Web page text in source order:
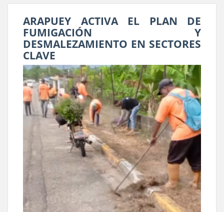
ARAPUEY ACTIVA EL PLAN DE
FUMIGACIÓN Y
DESMALEZAMIENTO EN SECTORES
CLAVE